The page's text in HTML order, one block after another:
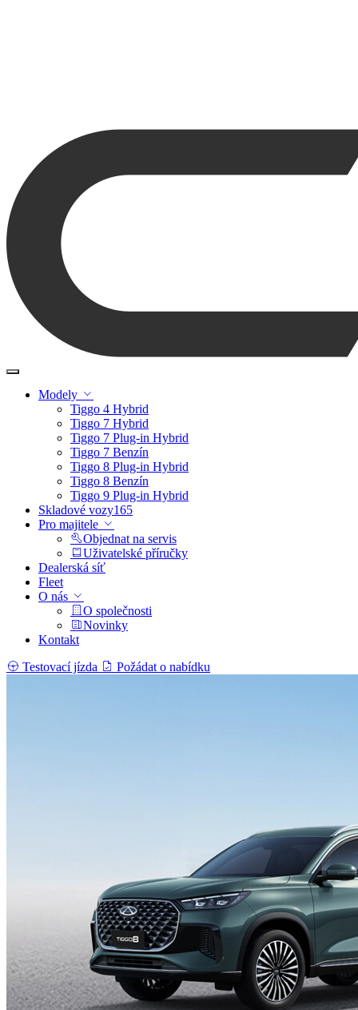
Modely
Tiggo 4 Hybrid
Tiggo 7 Hybrid
Tiggo 7 Plug-in Hybrid
Tiggo 7 Benzín
Tiggo 8 Plug-in Hybrid
Tiggo 8 Benzín
Tiggo 9 Plug-in Hybrid
Skladové vozy165
Pro majitele
Objednat na servis
Uživatelské příručky
Dealerská síť
Fleet
O nás
O společnosti
Novinky
Kontakt
Testovací jízda
Požádat o nabídku